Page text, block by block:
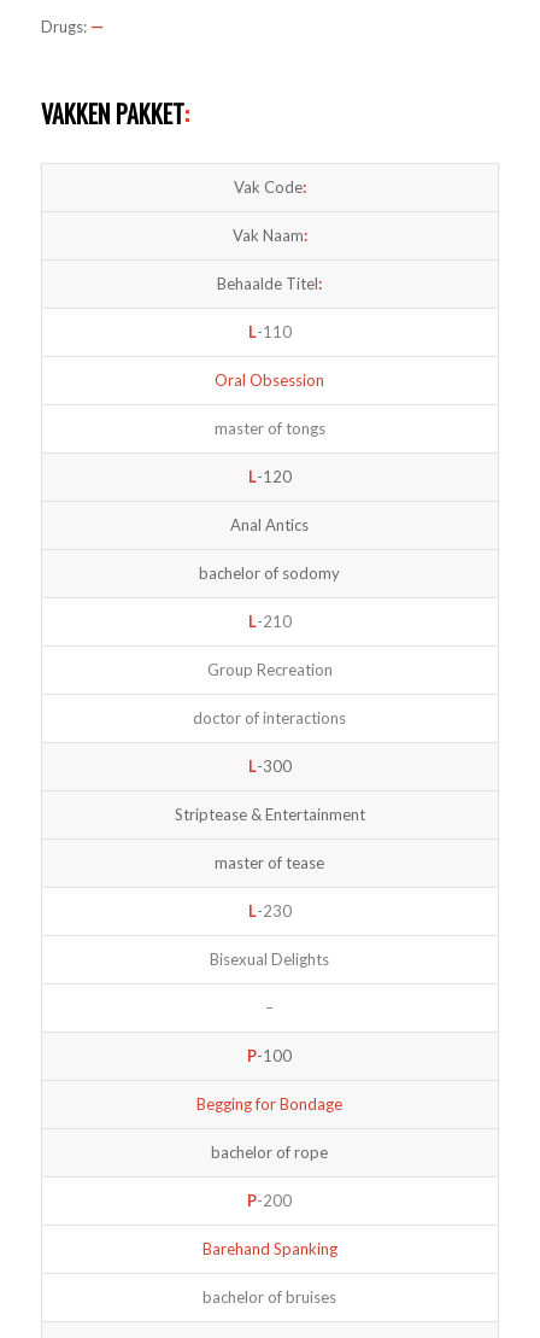
Drugs: —
VAKKEN PAKKET:
Vak Code:
Vak Naam:
Behaalde Titel:
L-110
Oral Obsession
master of tongs
L-120
Anal Antics
bachelor of sodomy
L-210
Group Recreation
doctor of interactions
L-300
Striptease & Entertainment
master of tease
L-230
Bisexual Delights
–
P-100
Begging for Bondage
bachelor of rope
P-200
Barehand Spanking
bachelor of bruises